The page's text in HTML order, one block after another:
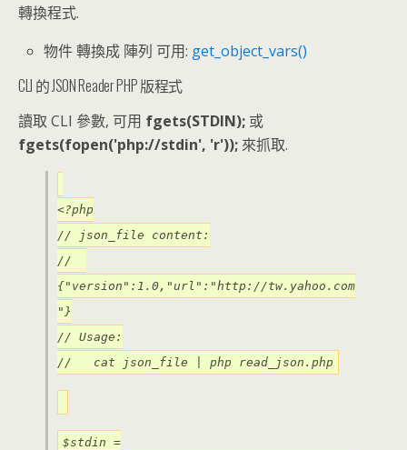
轉換程式.
物件 轉換成 陣列 可用: get_object_vars()
CLI 的 JSON Reader PHP 版程式
讀取 CLI 參數, 可用 fgets(STDIN); 或
fgets(fopen('php://stdin', 'r')); 來抓取.
<?php
// json_file content:
//
{"version":1.0,"url":"http://tw.yahoo.com
"}
// Usage:
// cat json_file | php read_json.php
$stdin =